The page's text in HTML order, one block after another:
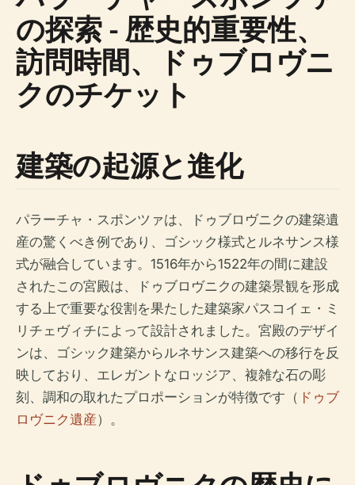
の探索 - 歴史的重要性、
訪問時間、ドゥブロヴニ
クのチケット
建築の起源と進化
パラーチャ・スポンツァは、ドゥブロヴニクの建築遺
産の驚くべき例であり、ゴシック様式とルネサンス様
式が融合しています。1516年から1522年の間に建設
されたこの宮殿は、ドゥブロヴニクの建築景観を形成
する上で重要な役割を果たした建築家パスコイェ・ミ
リチェヴィチによって設計されました。宮殿のデザイ
ンは、ゴシック建築からルネサンス建築への移行を反
映しており、エレガントなロッジア、複雑な石の彫
刻、調和の取れたプロポーションが特徴です（ ドゥブ
ロヴニク遺産）。